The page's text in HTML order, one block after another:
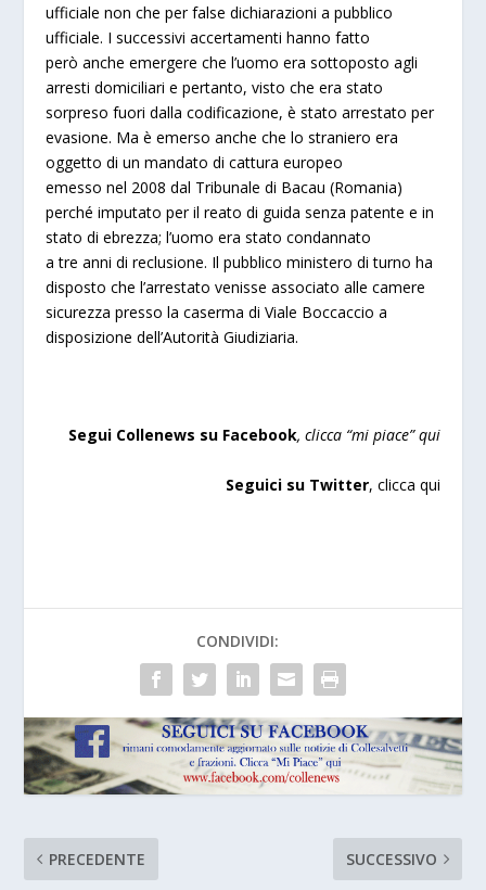
ufficiale non che per false dichiarazioni a pubblico
ufficiale. I successivi accertamenti hanno fatto
però anche emergere che l’uomo era sottoposto agli
arresti domiciliari e pertanto, visto che era stato
sorpreso fuori dalla codificazione, è stato arrestato per
evasione. Ma è emerso anche che lo straniero era
oggetto di un mandato di cattura europeo
emesso nel 2008 dal Tribunale di Bacau (Romania)
perché imputato per il reato di guida senza patente e in
stato di ebrezza; l’uomo era stato condannato
a tre anni di reclusione. Il pubblico ministero di turno ha
disposto che l’arrestato venisse associato alle camere
sicurezza presso la caserma di Viale Boccaccio a
disposizione dell’Autorità Giudiziaria.
Segui Collenews su Facebook, clicca “mi piace”qui
Seguici su Twitter, clicca qui
CONDIVIDI:
PRECEDENTE SUCCESSIVO